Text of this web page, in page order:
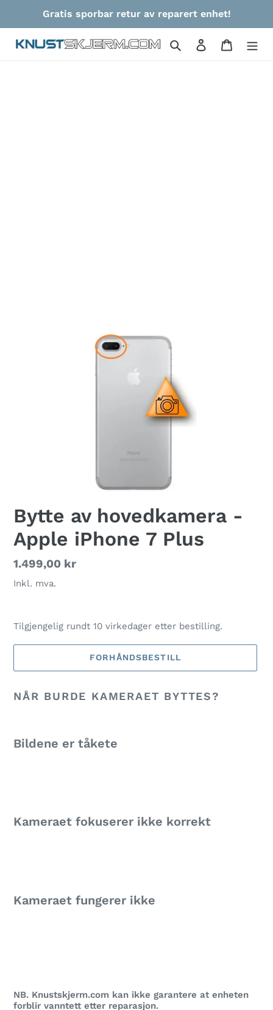
innholdet
Gratis sporbar retur av reparert enhet!
Søk Logg på
Bytte av hovedkamera -
Apple iPhone 7 Plus
Vanlig
pris
1.499,00 kr
Inkl. mva.
Tilgjengelig rundt 10 virkedager etter bestilling.
FORHÅNDSBESTILL
til
handlekurven
NÅR BURDE KAMERAET BYTTES?
Bildene er tåkete
Kameraet fokuserer ikke korrekt
Kameraet fungerer ikke
NB. Knustskjerm.com kan ikke garantere at enheten
forblir vanntett etter reparasjon.